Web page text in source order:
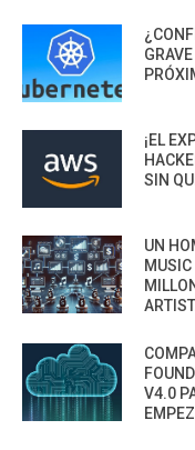
¡EL
SIN
UN
V4.0